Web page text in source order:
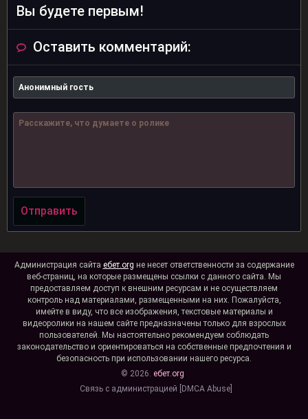
Вы будете первым!
Оставить комментарий:
Отправить
Администрация сайта ебет.org не несет ответственности за содержание
веб-страниц, на которые размещены ссылки с данного сайта. Мы
предоставляем доступ к внешним ресурсам и не осуществляем
контроль над материалами, размещенными на них. Пожалуйста,
имейте в виду, что все изображения, текстовые материалы и
видеоролики на нашем сайте предназначены только для взрослых
пользователей. Мы настоятельно рекомендуем соблюдать
законодательство и ориентироваться на собственные предпочтения и
безопасность при использовании нашего ресурса.
© 2026. ебет.org
Связь с администрацией [DMCA Abuse]